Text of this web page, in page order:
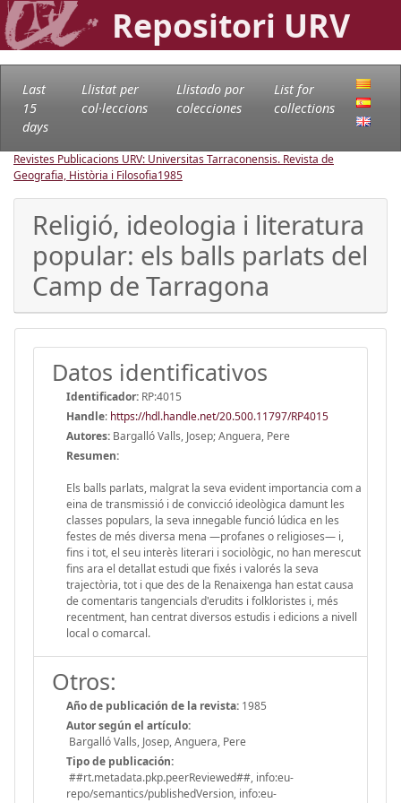
Repositori URV
Last
15
days
Llistat per
col·leccions
Llistado por
colecciones
List for
collections
Revistes Publicacions URV: Universitas Tarraconensis. Revista de
Geografia, Història i Filosofia1985
Religió, ideologia i literatura
popular: els balls parlats del
Camp de Tarragona
Datos identificativos
Identificador: RP:4015
Handle: https://hdl.handle.net/20.500.11797/RP4015
Autores: Bargalló Valls, Josep; Anguera, Pere
Resumen:
Els balls parlats, malgrat la seva evident importancia com a
eina de transmissió i de convicció ideològica damunt les
classes populars, la seva innegable funció lúdica en les
festes de més diversa mena —profanes o religioses— i,
fins i tot, el seu interès literari i sociològic, no han merescut
fins ara el detallat estudi que fixés i valorés la seva
trajectòria, tot i que des de la Renaixenga han estat causa
de comentaris tangencials d'erudits i folkloristes i, més
recentment, han centrat diversos estudis i edicions a nivell
local o comarcal.
Otros:
Año de publicación de la revista: 1985
Autor según el artículo:
Bargalló Valls, Josep, Anguera, Pere
Tipo de publicación:
##rt.metadata.pkp.peerReviewed##, info:eu-
repo/semantics/publishedVersion, info:eu-